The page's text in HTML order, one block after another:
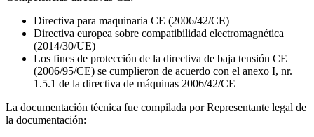
Directiva para maquinaria CE (2006/42/CE)
Directiva europea sobre compatibilidad electromagnética
(2014/30/UE)
Los fines de protección de la directiva de baja tensión CE
(2006/95/CE) se cumplieron de acuerdo con el anexo I, nr.
1.5.1 de la directiva de máquinas 2006/42/CE
La documentación técnica fue compilada por Representante legal de
la documentación: